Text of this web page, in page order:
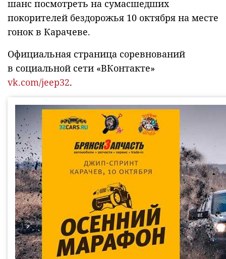
шанс посмотреть на сумасшедших
покорителей бездорожья 10 октября на месте
гонок в Карачеве.
Официальная страница соревнований
в социальной сети «ВКонтакте»
vk.com/jeep32.